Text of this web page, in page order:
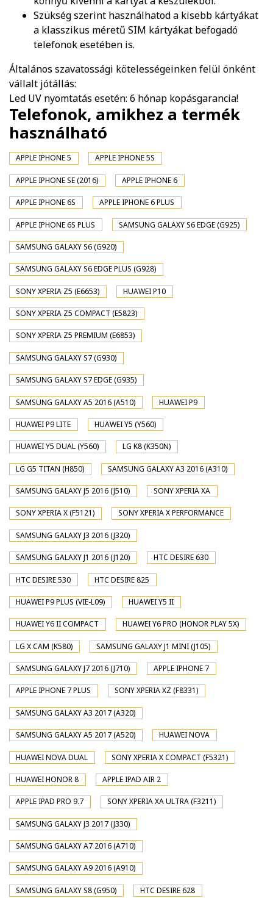
Szükség szerint használhatod a kisebb kártyákat
a klasszikus méretű SIM kártyákat befogadó
telefonok esetében is.
Általános szavatossági kötelességeinken felül önként
vállalt jótállás:
Led UV nyomtatás esetén: 6 hónap kopásgarancia!
Telefonok, amikhez a termék
használható
APPLE IPHONE 5 APPLE IPHONE 5S
APPLE IPHONE SE (2016) APPLE IPHONE 6
APPLE IPHONE 6S APPLE IPHONE 6 PLUS
APPLE IPHONE 6S PLUS SAMSUNG GALAXY S6 EDGE (G925)
SAMSUNG GALAXY S6 (G920)
SAMSUNG GALAXY S6 EDGE PLUS (G928)
SONY XPERIA Z5 (E6653) HUAWEI P10
SONY XPERIA Z5 COMPACT (E5823)
SONY XPERIA Z5 PREMIUM (E6853)
SAMSUNG GALAXY S7 (G930)
SAMSUNG GALAXY S7 EDGE (G935)
SAMSUNG GALAXY A5 2016 (A510) HUAWEI P9
HUAWEI P9 LITE HUAWEI Y5 (Y560)
HUAWEI Y5 DUAL (Y560) LG K8 (K350N)
LG G5 TITAN (H850) SAMSUNG GALAXY A3 2016 (A310)
SAMSUNG GALAXY J5 2016 (J510) SONY XPERIA XA
SONY XPERIA X (F5121) SONY XPERIA X PERFORMANCE
SAMSUNG GALAXY J3 2016 (J320)
SAMSUNG GALAXY J1 2016 (J120) HTC DESIRE 630
HTC DESIRE 530 HTC DESIRE 825
HUAWEI P9 PLUS (VIE-L09) HUAWEI Y5 II
HUAWEI Y6 II COMPACT HUAWEI Y6 PRO (HONOR PLAY 5X)
LG X CAM (K580) SAMSUNG GALAXY J1 MINI (J105)
SAMSUNG GALAXY J7 2016 (J710) APPLE IPHONE 7
APPLE IPHONE 7 PLUS SONY XPERIA XZ (F8331)
SAMSUNG GALAXY A3 2017 (A320)
SAMSUNG GALAXY A5 2017 (A520) HUAWEI NOVA
HUAWEI NOVA DUAL SONY XPERIA X COMPACT (F5321)
HUAWEI HONOR 8 APPLE IPAD AIR 2
APPLE IPAD PRO 9.7 SONY XPERIA XA ULTRA (F3211)
SAMSUNG GALAXY J3 2017 (J330)
SAMSUNG GALAXY A7 2016 (A710)
SAMSUNG GALAXY A9 2016 (A910)
SAMSUNG GALAXY S8 (G950) HTC DESIRE 628